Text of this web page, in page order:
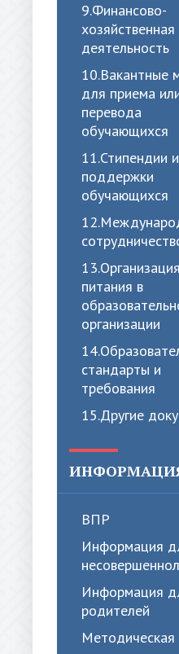
9.Финансово-
хозяйственная
деятельность
10.Вакантные
для приема
перевода
обучающихся
11.Стипендии
поддержки
обучающихся
13.Организация
питания в
организации
стандарты и
требования
15.Другие
ВПР
Информация
Информация
родителей
Методическая